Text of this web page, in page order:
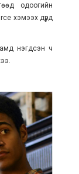
одоогийн
хэмээх дүрд
нэгдсэн ч